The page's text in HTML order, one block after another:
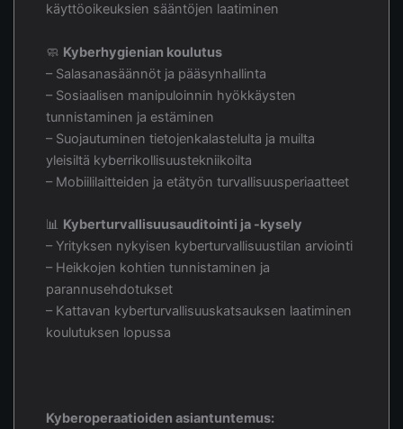
käyttöoikeuksien sääntöjen laatiminen
🧼 Kyberhygienian koulutus
– Salasanasäännöt ja pääsynhallinta
– Sosiaalisen manipuloinnin hyökkäysten
tunnistaminen ja estäminen
– Suojautuminen tietojenkalastelulta ja muilta
yleisiltä kyberrikollisuustekniikoilta
– Mobiililaitteiden ja etätyön turvallisuusperiaatteet
📊 Kyberturvallisuusauditointi ja -kysely
– Yrityksen nykyisen kyberturvallisuustilan arviointi
– Heikkojen kohtien tunnistaminen ja
parannusehdotukset
– Kattavan kyberturvallisuuskatsauksen laatiminen
koulutuksen lopussa
Kyberoperaatioiden asiantuntemus: